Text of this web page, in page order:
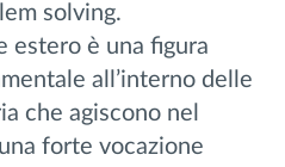
solving.
estero è una figura
all’interno delle
che agiscono nel
forte vocazione